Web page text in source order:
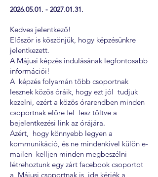
2026.05.01. - 2027.01.31.
Kedves jelentkező!
Először is köszönjük, hogy képzésünkre
jelentkezett.
A Májusi képzés indulásának legfontosabb
információi!
A képzés folyamán több csoportnak
lesznek közös óráik, hogy ezt jól tudjuk
kezelni, ezért a közös órarendben minden
csoportnak előre fel lesz töltve a
bejelentkezési link az órájára.
Azért, hogy könnyebb legyen a
kommunikáció, és ne mindenkivel külön e-
mailen kelljen minden megbeszélni
létrehoztunk egy zárt facebook csoportot
a Májusi csoportnak is, ide kérjék a